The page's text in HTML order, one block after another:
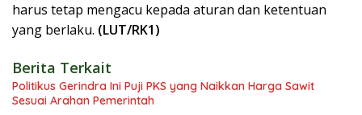
harus tetap mengacu kepada aturan dan ketentuan
yang berlaku. (LUT/RK1)
Berita Terkait
Politikus Gerindra Ini Puji PKS yang Naikkan Harga Sawit
Sesuai Arahan Pemerintah